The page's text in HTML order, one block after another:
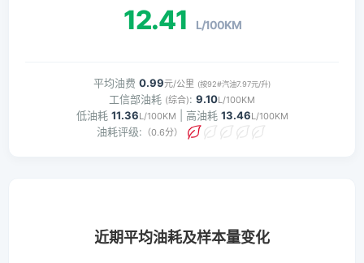
12.41 L/100KM
平均油费 0.99元/公里 (按92#汽油7.97元/升)
工信部油耗 (综合): 9.10L/100KM
低油耗 11.36L/100KM | 高油耗 13.46L/100KM
油耗评级: （0.6分）